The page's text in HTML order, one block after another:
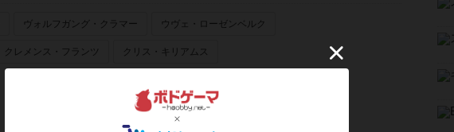
ヴォルフガング・クラマー ウヴェ・ローゼンベルク
クレメンス・フランツ クリス・キリアムス